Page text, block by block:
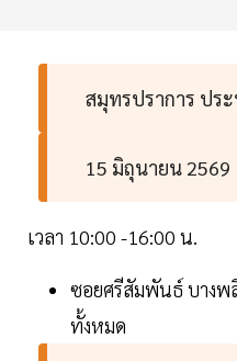
สมุทรปราการ ปร
15 มิถุนายน 2569
เวลา 10:00 -16:00 น.
ซอยศรีสัมพันธ์ บาง
ทั้งหมด